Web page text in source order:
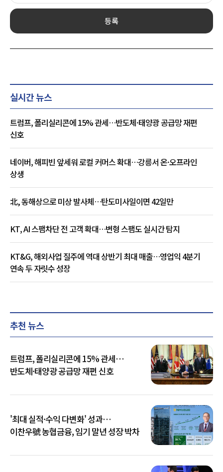
등록
실시간 뉴스
트럼프, 폴리실리콘에 15% 관세…반도체·태양광 공급망 재편
신호
네이버, 해피빈 앞세워 로컬 커머스 확대…강릉서 온·오프라인
상생
北, 동해상으로 미상 발사체…탄도미사일이면 42일만
KT, AI 스팸차단 전 고객 확대…변형 스팸도 실시간 탐지
KT&G, 해외사업 질주에 역대 상반기 최대 매출…영업익 4분기
연속 두 자릿수 성장
추천 뉴스
트럼프, 폴리실리콘에 15% 관세…
반도체·태양광 공급망 재편 신호
'최대 실적·수익 다변화' 성과…
이찬우號 농협금융, 임기 말년 성장 박차